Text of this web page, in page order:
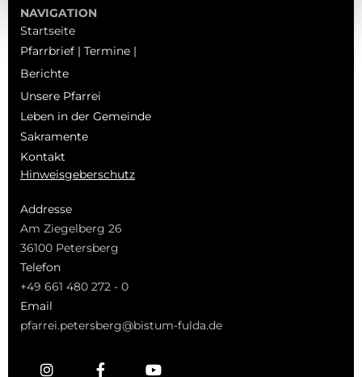
NAVIGATION
Startseite
Pfarrbrief | Termine |
Berichte
Unsere Pfarrei
Leben in der Gemeinde
Sakramente
Kontakt
Hinweisgeberschutz
Addresse
Am Ziegelberg 26
36100 Petersberg
Telefon
+49 661 480 272 - 0
Email
pfarrei.petersberg@bistum-fulda.de